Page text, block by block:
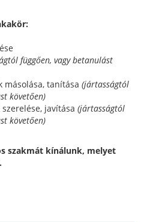
függően, vagy betanulást
másolása, tanítása (jártasságtól
követően)
javítása (jártasságtól
követően)
szakmát kínálunk, melyet